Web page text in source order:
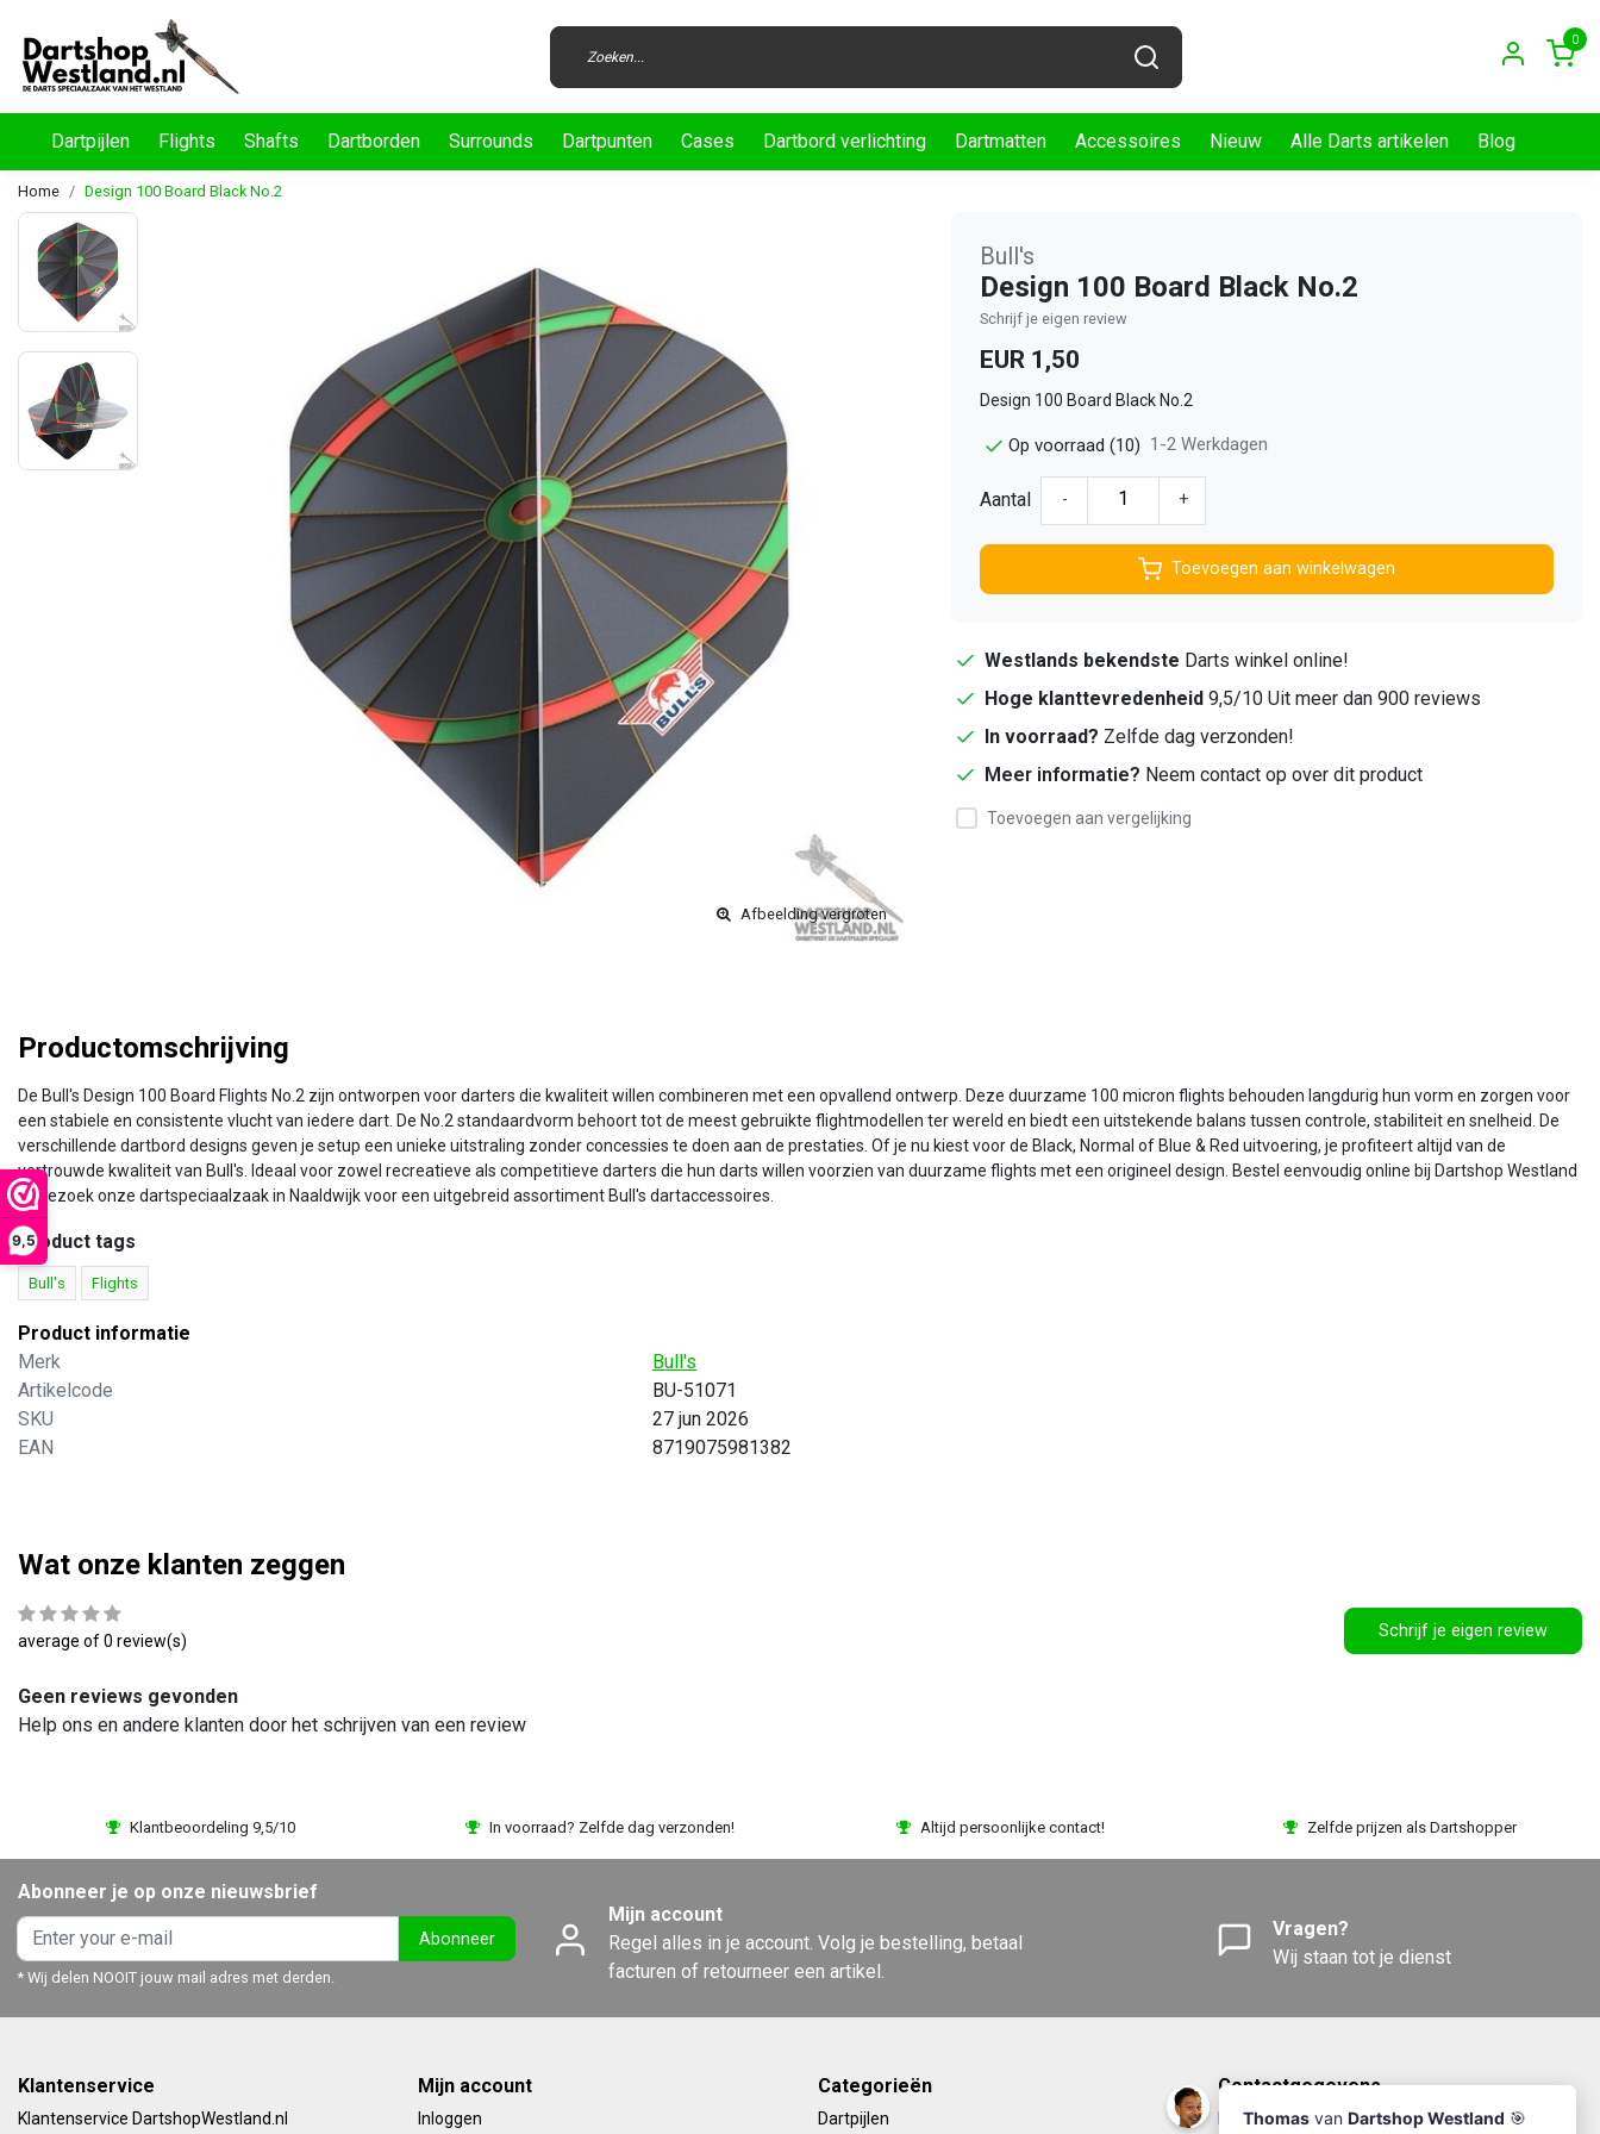
9,5
0
Dartpijlen Flights Shafts Dartborden Surrounds Dartpunten Cases Dartbord verlichting Dartmatten Accessoires Nieuw Alle Darts artikelen Blog
Home Design 100 Board Black No.2
Afbeelding vergroten
Bull's
Design 100 Board Black No.2
Schrijf je eigen review
EUR 1,50
Design 100 Board Black No.2
Op voorraad (10) 1-2 Werkdagen
Aantal - +
Toevoegen aan winkelwagen
Westlands bekendste Darts winkel online!
Hoge klanttevredenheid 9,5/10 Uit meer dan 900 reviews
In voorraad? Zelfde dag verzonden!
Meer informatie? Neem contact op over dit product
Toevoegen aan vergelijking
Productomschrijving
De Bull's Design 100 Board Flights No.2 zijn ontworpen voor darters die kwaliteit willen combineren met een opvallend ontwerp. Deze duurzame 100 micron flights behouden langdurig hun vorm en zorgen voor
een stabiele en consistente vlucht van iedere dart. De No.2 standaardvorm behoort tot de meest gebruikte flightmodellen ter wereld en biedt een uitstekende balans tussen controle, stabiliteit en snelheid. De
verschillende dartbord designs geven je setup een unieke uitstraling zonder concessies te doen aan de prestaties. Of je nu kiest voor de Black, Normal of Blue & Red uitvoering, je profiteert altijd van de
vertrouwde kwaliteit van Bull's. Ideaal voor zowel recreatieve als competitieve darters die hun darts willen voorzien van duurzame flights met een origineel design. Bestel eenvoudig online bij Dartshop Westland
of bezoek onze dartspeciaalzaak in Naaldwijk voor een uitgebreid assortiment Bull's dartaccessoires.
Product tags
Bull's Flights
Product informatie
Merk
Bull's
Artikelcode
BU-51071
SKU
27 jun 2026
EAN
8719075981382
Wat onze klanten zeggen
average of 0 review(s) Schrijf je eigen review
Geen reviews gevonden
Help ons en andere klanten door het schrijven van een review
Klantbeoordeling 9,5/10 In voorraad? Zelfde dag verzonden! Altijd persoonlijke contact! Zelfde prijzen als Dartshopper
Abonneer je op onze nieuwsbrief
Abonneer
* Wij delen NOOIT jouw mail adres met derden.
Mijn account
Regel alles in je account. Volg je bestelling, betaal
facturen of retourneer een artikel.
Vragen?
Wij staan tot je dienst
Klantenservice
Klantenservice DartshopWestland.nl
Mijn account
Inloggen
Categorieën
Dartpijlen
Contactgegevens
DartshopWestland.nl